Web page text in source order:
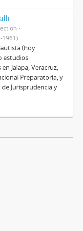
1961)
(hoy
estudios
Jalapa, Veracruz,
Preparatoria, y
Jurisprudencia y